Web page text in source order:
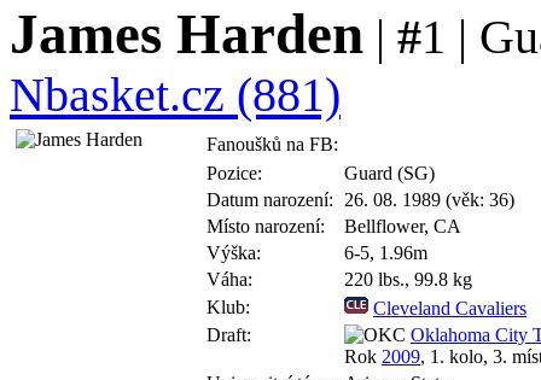
James Harden | #1 |
Nbasket.cz (881)
Fanoušků na FB:
Pozice:
Guard (SG)
Datum narození:
26. 08. 1989 (věk: 36)
Místo narození:
Bellflower, CA
Výška:
6-5, 1.96m
Váha:
220 lbs., 99.8 kg
Klub:
Cleveland Cavaliers
Draft:
Oklahoma City
Rok 2009, 1. kolo, 3.